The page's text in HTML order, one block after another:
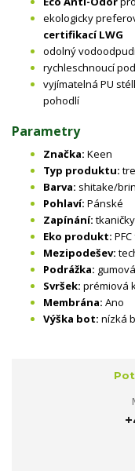
ekologicky
certifikací LWG
odolný
rychleschnoucí
vyjímatelná PU
pohodlí
Parametry
Značka: Keen
Typ produktu:
Barva: shitake/
Pohlaví: Pánské
Zapínání: tkaničky
Eko produkt:
Mezipodešev:
Podrážka:
Svršek: prémiová
Membrána: Ano
Výška bot: nízká